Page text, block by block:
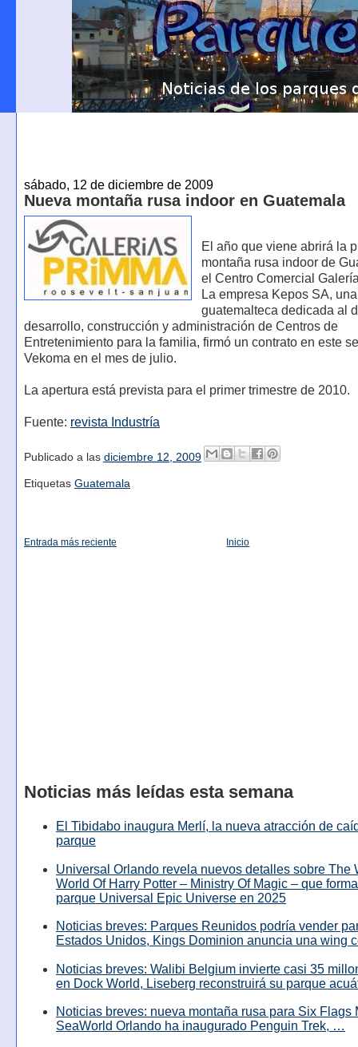
sábado, 12 de diciembre de 2009
Nueva montaña rusa indoor en Guatemala
El año que viene abrirá la
montaña rusa indoor de
el Centro Comercial
La empresa Kepos SA,
guatemalteca dedicada al
desarrollo, construcción y administración de Centros de
Entretenimiento para la familia, firmó un contrato en este
Vekoma en el mes de julio.
La apertura está prevista para el primer trimestre de 2010.
Fuente: revista Industría
Publicado a las diciembre 12, 2009
Etiquetas Guatemala
Entrada más reciente Inicio
Noticias más leídas esta semana
El Tibidabo inaugura Merlí, la nueva atracción de
parque
Universal Orlando revela nuevos detalles sobre The
World Of Harry Potter – Ministry Of Magic – que
parque Universal Epic Universe en 2025
Noticias breves: Parques Reunidos podría vender
Estados Unidos, Kings Dominion anuncia una wing
Noticias breves: Walibi Belgium invierte casi 35
en Dock World, Liseberg reconstruirá su parque
Noticias breves: nueva montaña rusa para Six Flags
SeaWorld Orlando ha inaugurado Penguin Trek, …